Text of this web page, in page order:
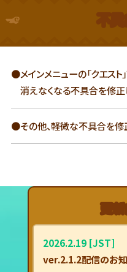
不
●メインメニューの「クエスト
消えなくなる不具合を修正
●その他、軽微な不具合を修
更
2026.2.19 [JST]
ver.2.1.2配信のお